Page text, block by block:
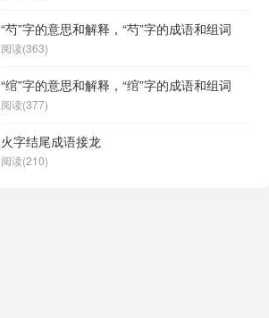
“芍”字的意思和解释，“芍”字的成语和组词
阅读(363)
“绾”字的意思和解释，“绾”字的成语和组词
阅读(377)
火字结尾成语接龙
阅读(210)